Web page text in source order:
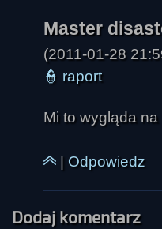
(2011-01-28
👮 raport
Mi to wygląda na
| Odpowiedz
Dodaj komentarz